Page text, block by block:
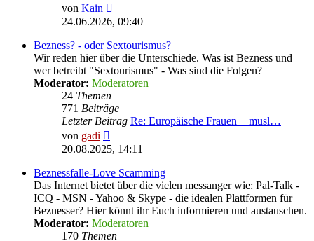
von Kain
Beitrag
24.06.2026, 09:40
Bezness? - oder Sextourismus?
Wir reden hier über die Unterschiede. Was ist Bezness und
wer betreibt "Sextourismus" - Was sind die Folgen?
Moderator: Moderatoren
24 Themen
771 Beiträge
Letzter Beitrag Re: Europäische Frauen + musl…
von gadi
Beitrag
20.08.2025, 14:11
Beznessfalle-Love Scamming
Das Internet bietet über die vielen messanger wie: Pal-Talk -
ICQ - MSN - Yahoo & Skype - die idealen Plattformen für
Beznesser? Hier könnt ihr Euch informieren und austauschen.
Moderator: Moderatoren
170 Themen